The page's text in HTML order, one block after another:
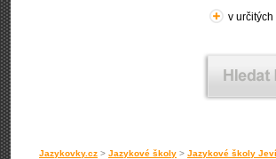
v
Jazykovky.cz > Jazykové školy > Jazykové školy